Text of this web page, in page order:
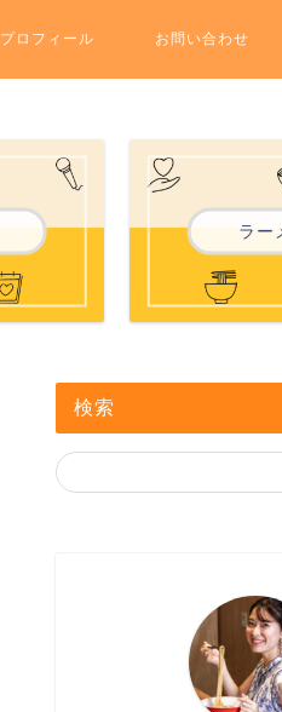
プロフィール お問い合わせ
ラー
検索